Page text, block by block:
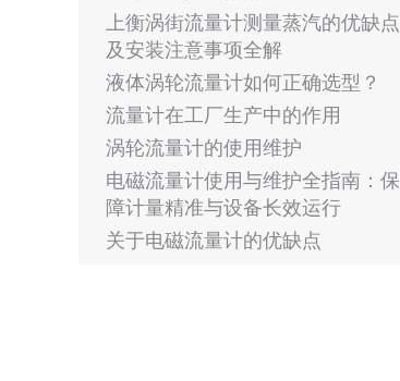
上衡涡街流量计测量蒸汽的优缺点
及安装注意事项全解
液体涡轮流量计如何正确选型？
流量计在工厂生产中的作用
涡轮流量计的使用维护
电磁流量计使用与维护全指南：保
障计量精准与设备长效运行
关于电磁流量计的优缺点